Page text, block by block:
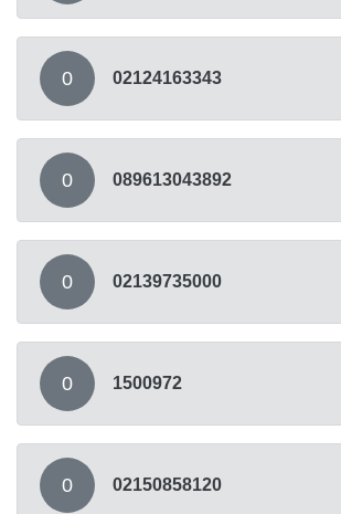
0 02124163343
0 089613043892
0 02139735000
0 1500972
0 02150858120